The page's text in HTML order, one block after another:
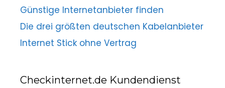
Günstige Internetanbieter finden
Die drei größten deutschen Kabelanbieter
Internet Stick ohne Vertrag
Checkinternet.de Kundendienst